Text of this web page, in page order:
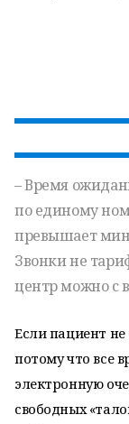
– Время
по единому
превышает
Звонки не
центр можно с
Если пациент не
потому что все
электронную
свободных